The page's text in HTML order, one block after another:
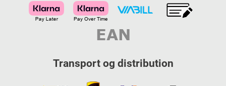
Transport og distribution